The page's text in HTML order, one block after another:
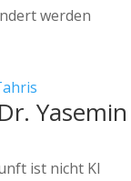
werden
Yasemin
ist nicht KI